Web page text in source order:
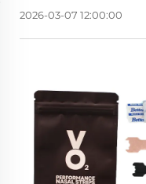
2026-03-07 12:00:00